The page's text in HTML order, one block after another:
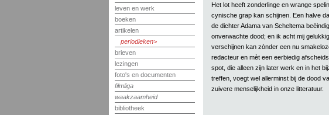
leven en werk
boeken
artikelen
periodieken
brieven
lezingen
foto's en documenten
filmliga
waakzaamheid
bibliotheek
Het lot heeft zonderlinge en wrange
cynische grap kan schijnen. Een halve
de dichter Adama van Scheltema
onverwachte dood; en ik acht mij
verschijnen kan zònder een nu
redacteur en mèt een eerbiedig
spot, die alleen zijn later werk en in het
treffen, voegt wel allerminst bij de dood
zuivere menselijkheid in onze litteratuur.